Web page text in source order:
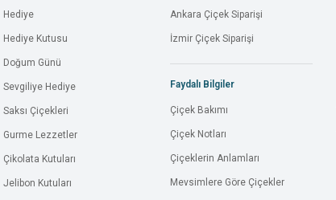
Hediye
Hediye Kutusu
Doğum Günü
Sevgiliye Hediye
Saksı Çiçekleri
Gurme Lezzetler
Çikolata Kutuları
Jelibon Kutuları
Ankara Çiçek Siparişi
İzmir Çiçek Siparişi
Faydalı Bilgiler
Çiçek Bakımı
Çiçek Notları
Çiçeklerin Anlamları
Mevsimlere Göre Çiçekler